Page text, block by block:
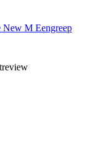
New M Eengreep